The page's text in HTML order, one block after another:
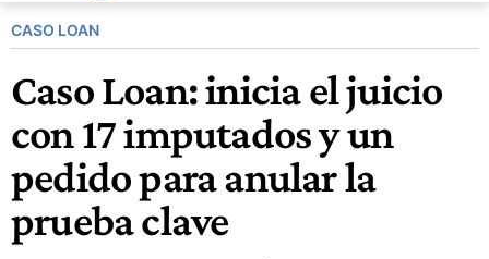
CASO LOAN
Caso Loan: inicia el juicio
con 17 imputados y un
pedido para anular la
prueba clave